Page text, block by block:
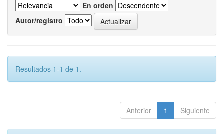
En orden
Autor/registro
Resultados 1-1 de 1.
Anterior 1 Siguiente